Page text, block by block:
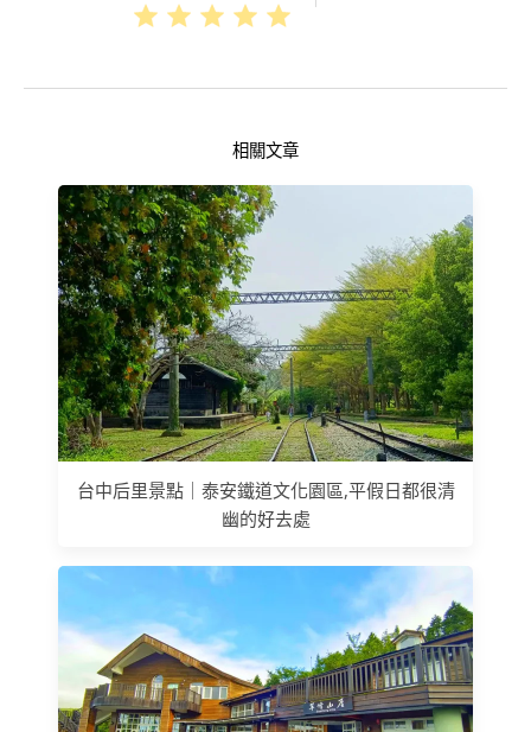
相關文章
台中后里景點｜泰安鐵道文化園區,平假日都很清
幽的好去處